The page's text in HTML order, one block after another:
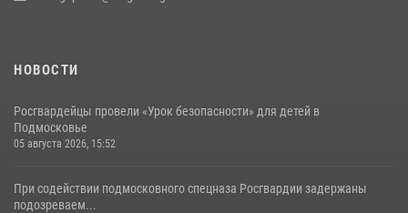
НОВОСТИ
Росгвардейцы провели «Урок безопасности» для детей в
Подмосковье
05 августа 2026, 15:52
При содействии подмосковного спецназа Росгвардии задержаны
подозреваем...